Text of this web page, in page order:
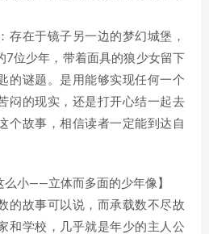
存在于镜子另一边的梦幻城堡，
7位少年，带着面具的狼少女留下
的谜题。是用能够实现任何一个
闷的现实，还是打开心结一起去
个故事，相信读者一定能到达自
么小——立体而多面的少年像】
的故事可以说，而承载数不尽故
和学校，几乎就是年少的主人公